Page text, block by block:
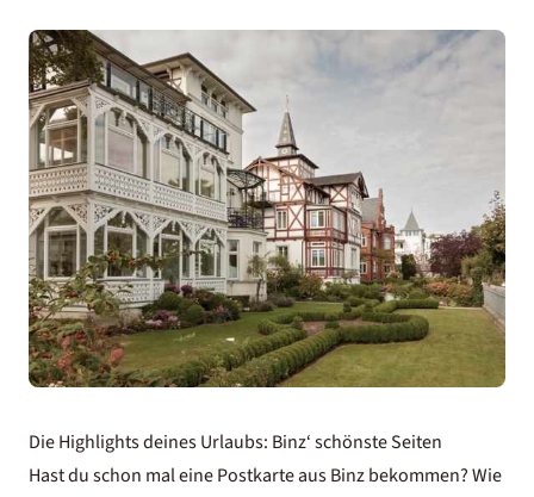
Die Highlights deines Urlaubs: Binz‘ schönste Seiten
Hast du schon mal eine Postkarte aus Binz bekommen? Wie